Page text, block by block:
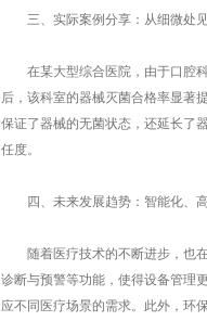
三、实际案例分享：从细微处
在某大型综合医院，由于口腔科
后，该科室的器械灭菌合格率显著
保证了器械的无菌状态，还延长了
任度。
四、未来发展趋势：智能化、
随着医疗技术的不断进步，也在
诊断与预警等功能，使得设备管理
应不同医疗场景的需求。此外，环